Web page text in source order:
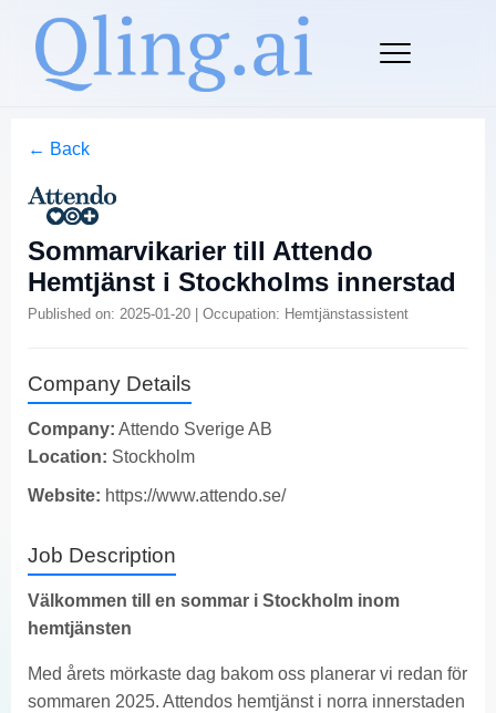
← Back
Sommarvikarier till Attendo
Hemtjänst i Stockholms innerstad
Published on: 2025-01-20 | Occupation: Hemtjänstassistent
Company Details
Company: Attendo Sverige AB
Location: Stockholm
Website: https://www.attendo.se/
Job Description
Välkommen till en sommar i Stockholm inom
hemtjänsten
Med årets mörkaste dag bakom oss planerar vi redan för
sommaren 2025. Attendos hemtjänst i norra innerstaden